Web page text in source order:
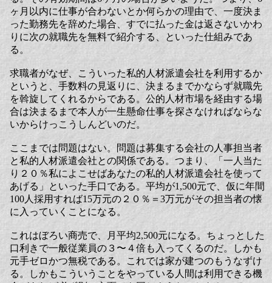
ヶ月以内に仕事が合わないとか何らかの理由で、一度決ま
った勤務先を辞めた場合、すでに払った金は返さないかわ
りに次の就職先を無料で紹介する、といった仕組みであ
る。
求職者がなぜ、こういった私的人材派遣会社を利用するか
というと、手数料の見返りに、決まるまでかならず就職先
を斡旋してくれるからである。公的人材市場を経由する場
合は決まるまで本人が一生懸命仕事を探さなければならな
いからけっこうしんどいのだ。
ここまでは問題はない。問題は募集する会社の人事担当者
と私的人材派遣会社との関係である。つまり、「一人当た
り２０％私によこせばあなたの私的人材派遣会社を使って
あげる」といった手口である。平均が1,500元で、仮に年間
100人採用すれば15万元の２０％＝3万元がその担当者の懐
に入っていくことになる。
これはぼろい商売で、月平均2,500元になる。ちょっとした
口利きで一般従業員の３〜４倍も入ってくるのだ。しかも
元手ゼロかつ無税である。これでは家が建つのもうなずけ
る。しかもこういうことをやっている人間は利用できる機